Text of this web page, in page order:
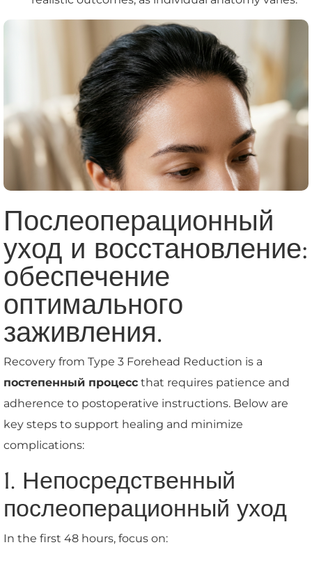
Послеоперационный
уход и восстановление:
обеспечение
оптимального
заживления.
Recovery from Type 3 Forehead Reduction is a
постепенный процесс that requires patience and
adherence to postoperative instructions. Below are
key steps to support healing and minimize
complications:
1. Непосредственный
послеоперационный уход
In the first 48 hours, focus on: